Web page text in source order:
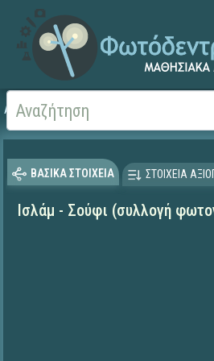
Αρχική
ΒΑΣΙΚΑ ΣΤΟΙΧΕΙΑ ΣΤΟΙΧΕΙΑ
Ισλάμ - Σούφι (συλλογή